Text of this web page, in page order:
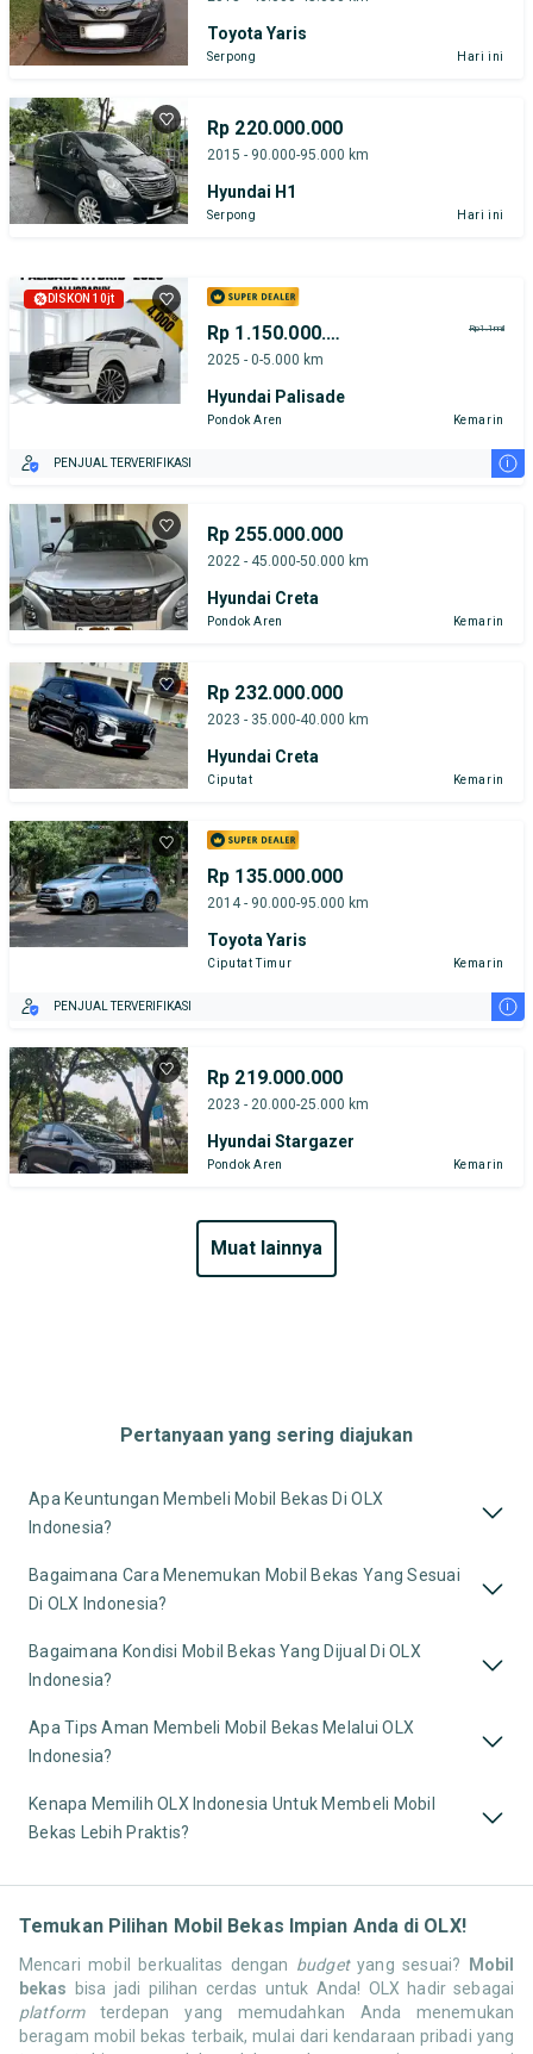
Toyota Yaris
Serpong Hari ini
Rp 220.000.000
2015 - 90.000-95.000 km
Hyundai H1
Serpong Hari ini
DISKON 10jt
Rp 1.150.000.000 Rp1.1mil
2025 - 0-5.000 km
Hyundai Palisade
Pondok Aren Kemarin
PENJUAL TERVERIFIKASI i
Rp 255.000.000
2022 - 45.000-50.000 km
Hyundai Creta
Pondok Aren Kemarin
Rp 232.000.000
2023 - 35.000-40.000 km
Hyundai Creta
Ciputat Kemarin
Rp 135.000.000
2014 - 90.000-95.000 km
Toyota Yaris
Ciputat Timur Kemarin
PENJUAL TERVERIFIKASI i
Rp 219.000.000
2023 - 20.000-25.000 km
Hyundai Stargazer
Pondok Aren Kemarin
muat lainnya
Pertanyaan yang sering diajukan
Apa Keuntungan Membeli Mobil Bekas Di OLX
Indonesia?
Bagaimana Cara Menemukan Mobil Bekas Yang Sesuai
Di OLX Indonesia?
Bagaimana Kondisi Mobil Bekas Yang Dijual Di OLX
Indonesia?
Apa Tips Aman Membeli Mobil Bekas Melalui OLX
Indonesia?
Kenapa Memilih OLX Indonesia Untuk Membeli Mobil
Bekas Lebih Praktis?
Temukan Pilihan Mobil Bekas Impian Anda di OLX!
Mencari mobil berkualitas dengan budgetyang sesuai? Mobil
bekas bisa jadi pilihan cerdas untuk Anda! OLX hadir sebagai
platformterdepan yang memudahkan Anda menemukan
beragam mobil bekas terbaik, mulai dari kendaraan pribadi yang